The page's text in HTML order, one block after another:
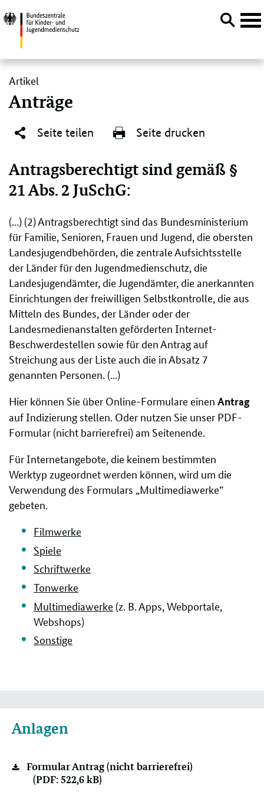
Direktlink:
Anträge
Artikel
Seite teilen Seite drucken
Antragsberechtigt sind gemäß §
21 Abs. 2 JuSchG:
(...) (2) Antragsberechtigt sind das Bundesministerium
für Familie, Senioren, Frauen und Jugend, die obersten
Landesjugendbehörden, die zentrale Aufsichtsstelle
der Länder für den Jugendmedienschutz, die
Landesjugendämter, die Jugendämter, die anerkannten
Einrichtungen der freiwilligen Selbstkontrolle, die aus
Mitteln des Bundes, der Länder oder der
Landesmedienanstalten geförderten Internet-
Beschwerdestellen sowie für den Antrag auf
Streichung aus der Liste auch die in Absatz 7
genannten Personen. (...)
Hier können Sie über Online-Formulare einen Antrag
auf Indizierung stellen. Oder nutzen Sie unser PDF-
Formular (nicht barrierefrei) am Seitenende.
Für Internetangebote, die keinem bestimmten
Werktyp zugeordnet werden können, wird um die
Verwendung des Formulars „Multimediawerke“
gebeten.
Filmwerke
Spiele
Schriftwerke
Tonwerke
Multimediawerke (z. B. Apps, Webportale,
Webshops)
Sonstige
Verwandte
Informationen
Anlagen
Formular Antrag (nicht barrierefrei)
(PDF: 522,6 kB)